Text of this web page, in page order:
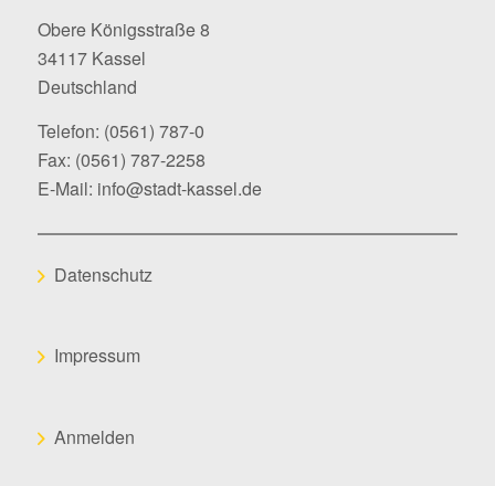
Obere Königsstraße 8
34117 Kassel
Deutschland
Telefon: (0561) 787-0
Fax: (0561) 787-2258
E-Mail: info@stadt-kassel.de
Datenschutz
Impressum
Anmelden